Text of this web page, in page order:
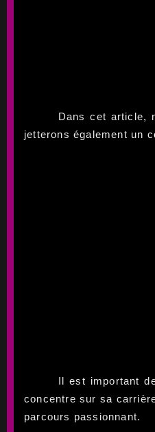
Dans cet article,
jetterons également un
Il est important
concentre sur sa
parcours passionnant.